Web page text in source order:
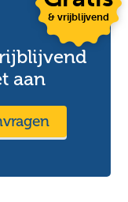
aan
& vrijblijvend